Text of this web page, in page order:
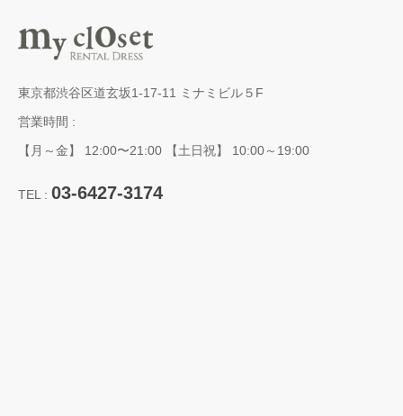
東京都渋谷区道玄坂1-17-11 ミナミビル５F
営業時間 :
【月～金】 12:00〜21:00 【土日祝】 10:00～19:00
TEL : 03-6427-3174